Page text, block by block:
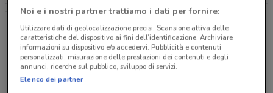
-
Offerte volantini e cataloghi per città nelle vicinanze
ALBENGA
Noi e i nostri partner trattiamo i dati per fornire:
Utilizzare dati di geolocalizzazione precisi. Scansione attiva delle
caratteristiche del dispositivo ai fini dell’identificazione. Archiviare
informazioni su dispositivo e/o accedervi. Pubblicità e contenuti
personalizzati, misurazione delle prestazioni dei contenuti e degli
annunci, ricerche sul pubblico, sviluppo di servizi.
Elenco dei partner